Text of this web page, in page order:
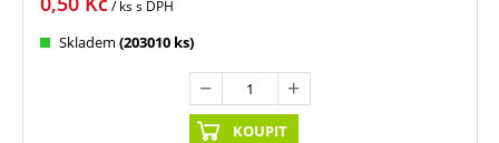
/ kss DPH
Skladem (203010 ks)
KOUPIT